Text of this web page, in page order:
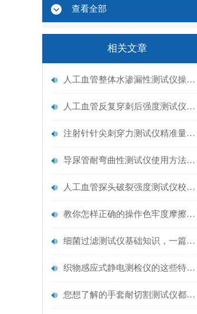
查看全部
相关文章
人工血管整体水渗漏性测试仪操作中最容易出错的步骤
人工血管反复穿刺后强度测试仪是什么？透析患者的“生命管“质量靠它把关！
注射针针尖刺穿力测试仪精准量化针尖锋利度，构筑临床安全防线
导尿管耐弯曲性测试仪使用方法与操作规范
人工血管探头破裂强度测试仪校准规范：精准赋能医疗安全的技术基准
教你怎样正确的操作色牢度摩擦测试机
细菌过滤测试仪基础知识，一篇搞定
织物感应式静电测检仪的这些特点很少有人都知道
您想了解的手套耐切割测试仪都在这里了